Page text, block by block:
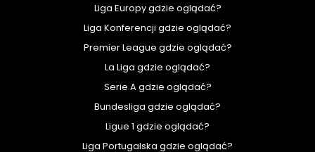
Liga Europy gdzie oglądać?
Liga Konferencji gdzie oglądać?
Premier League gdzie oglądać?
La Liga gdzie oglądać?
Serie A gdzie oglądać?
Bundesliga gdzie oglądać?
Ligue 1 gdzie oglądać?
Liga Portugalska gdzie oglądać?